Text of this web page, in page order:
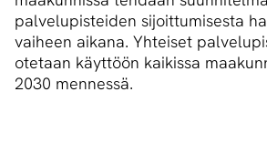
palvelupisteiden sijoittumisesta
vaiheen aikana. Yhteiset
otetaan käyttöön kaikissa
2030 mennessä.